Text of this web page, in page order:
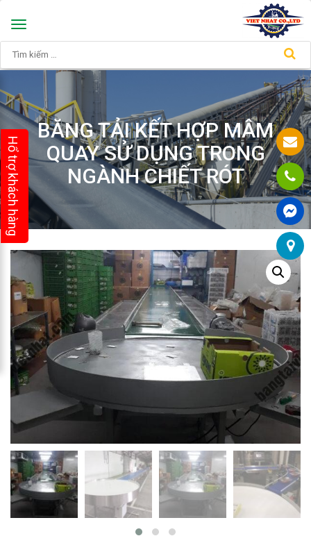
Toggle
navigation
BĂNG TẢI KẾT HỢP MÂM
QUAY SỬ DỤNG TRONG
NGÀNH CHIẾT RÓT
Hổ trợ khách hàng